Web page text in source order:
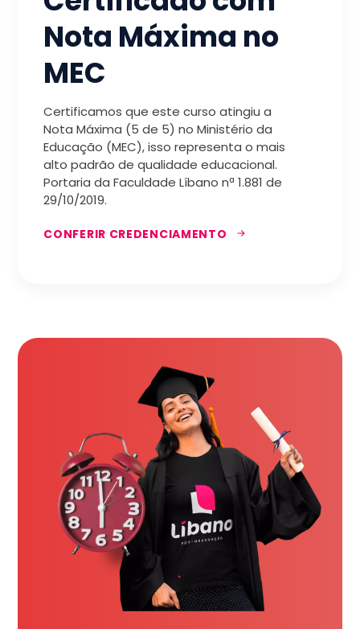
Nota Máxima no
MEC
Certificamos que este curso atingiu a
Nota Máxima (5 de 5) no Ministério da
Educação (MEC), isso representa o mais
alto padrão de qualidade educacional.
Portaria da Faculdade Líbano nª 1.881 de
29/10/2019.
CONFERIR CREDENCIAMENTO